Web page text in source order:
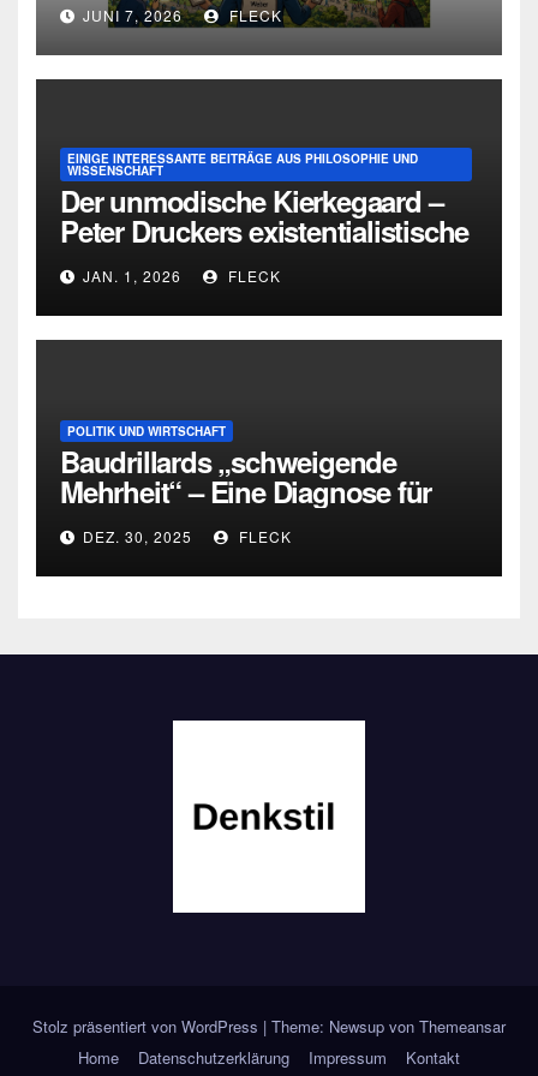
JUNI 7, 2026 FLECK
EINIGE INTERESSANTE BEITRÄGE AUS PHILOSOPHIE UND
WISSENSCHAFT
Der unmodische Kierkegaard –
Peter Druckers existentialistische
Intervention von 1933
JAN. 1, 2026 FLECK
POLITIK UND WIRTSCHAFT
Baudrillards „schweigende
Mehrheit“ – Eine Diagnose für
heuteDEZ. 30, 2025 FLECK
Stolz präsentiert von WordPress | Theme: Newsup von Themeansar
Home
Datenschutzerklärung Impressum Kontakt